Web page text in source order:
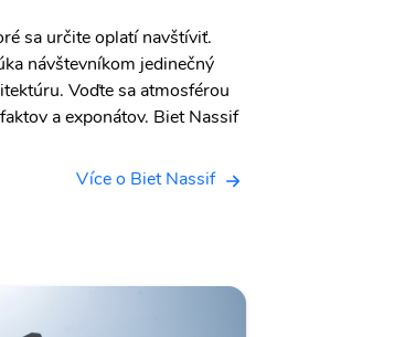
sa určite oplatí navštíviť.
návštevníkom jedinečný
Voďte sa atmosférou
a exponátov. Biet Nassif
Více o Biet Nassif